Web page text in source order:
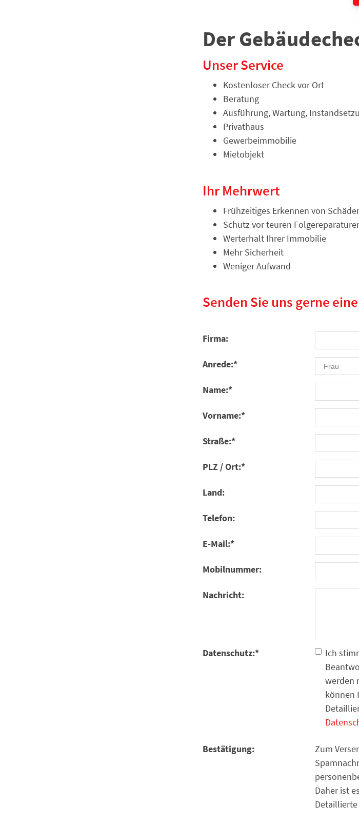
Der
Unser Service
Kostenloser Check vor Ort
Beratung
Ausführung, Wartung,
Privathaus
Gewerbeimmobilie
Mietobjekt
Ihr Mehrwert
Frühzeitiges Erkennen von
Schutz vor teuren
Werterhalt Ihrer Immobilie
Mehr Sicherheit
Weniger Aufwand
Senden Sie uns gerne
Firma:
Anrede:*
Name:*
Vorname:*
Straße:*
PLZ / Ort:*
Land:
Telefon:
E-Mail:*
Mobilnummer:
Nachricht:
Datenschutz:*
Ich
werden
können
Bestätigung:
Zum
Daher ist